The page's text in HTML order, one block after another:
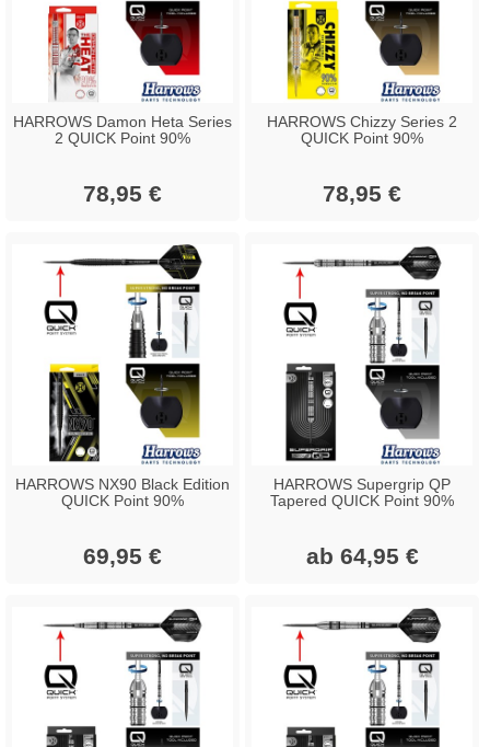
HARROWS Damon Heta Series
2 QUICK Point 90%
78,95 €
HARROWS Chizzy Series 2
QUICK Point 90%
78,95 €
HARROWS NX90 Black Edition
QUICK Point 90%
69,95 €
HARROWS Supergrip QP
Tapered QUICK Point 90%
ab 64,95 €